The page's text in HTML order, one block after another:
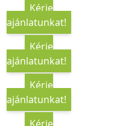
Kérje
ajánlatunkat!
Kérje
ajánlatunkat!
Kérje
ajánlatunkat!
Kérje